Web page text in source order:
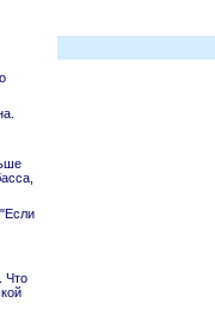
Что